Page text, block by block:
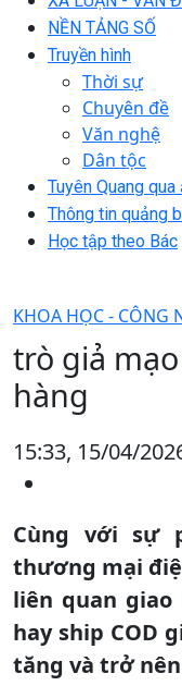
NỀN TẢNG SỐ
Truyền hình
Thời sự
Chuyên đề
Văn nghệ
Dân tộc
Tuyên Quang qua
Thông tin quảng
Học tập theo Bác
KHOA HỌC - CÔNG
trò giả
hàng
15:33, 15/04/
Cùng với sự
thương mại
liên quan giao
hay ship COD
tăng và trở